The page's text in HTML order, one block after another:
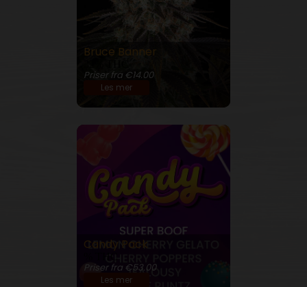
Bruce Banner
Priser fra €14.00
Les mer
Candy Pack
Priser fra €53.00
Les mer